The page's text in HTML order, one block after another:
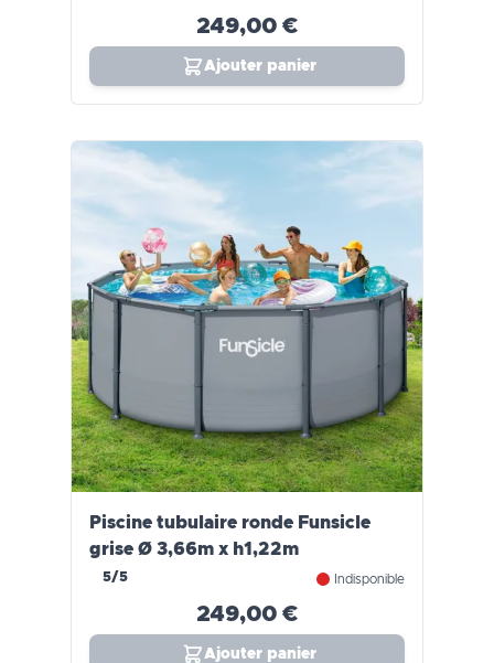
249,00 €
Ajouter panier
Piscine tubulaire ronde Funsicle
grise Ø 3,66m x h1,22m
5/5 Indisponible
249,00 €
Ajouter panier